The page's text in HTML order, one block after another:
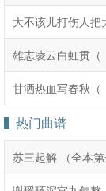
大不该儿打伤人把
雄志凌云白虹贯（
甘洒热血写春秋（
热门曲谱
苏三起解 （全本第